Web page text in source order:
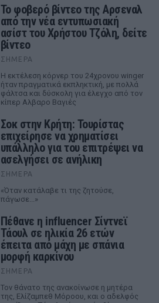
Το φοβερό βίντεο της Αρσεναλ
από την νέα εντυπωσιακή
ασίστ του Χρήστου Τζόλη, δείτε
βίντεο
ΣΉΜΕΡΑ
Η εκτέλεση κόρνερ του 24χρονου winger
ήταν πραγματικά εκπληκτική, με πολλά
φάλτσα και δύσκολη για έλεγχο από τον
κίπερ Αλβαρο Βαγιές
Σοκ στην Κρήτη: Τουρίστας
επιχείρησε να χρηματίσει
υπάλληλο για του επιτρέψει να
ασελγήσει σε ανήλικη
ΣΉΜΕΡΑ
«Όταν κατάλαβε τι της ζητούσε,
πάγωσε...»
Πέθανε η influencer Σίντνεϊ
Τάουλ σε ηλικία 26 ετών
έπειτα από μάχη με σπάνια
μορφή καρκίνου
ΣΉΜΕΡΑ
Τον θάνατο της ανακοίνωσε η μητέρα
της, Ελίζαμπεθ Μόροου, και ο αδελφός